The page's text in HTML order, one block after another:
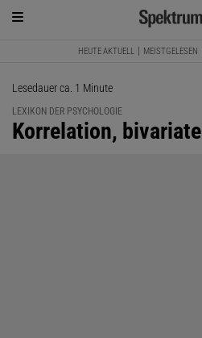
HEUTE AKTUELL MEISTGELESEN
Lesedauer ca. 1 Minute
LEXIKON DER PSYCHOLOGIE
:
Korrelation, bivariate